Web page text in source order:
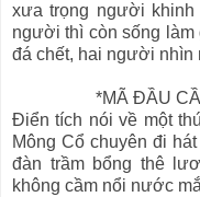
xưa trọng người khinh
người thì còn sống làm
đá chết, hai người nhìn
*MÃ ĐẦU
Điển tích nói về một
Mông Cổ chuyên đi
đàn trầm bổng thê
không cầm nổi nước